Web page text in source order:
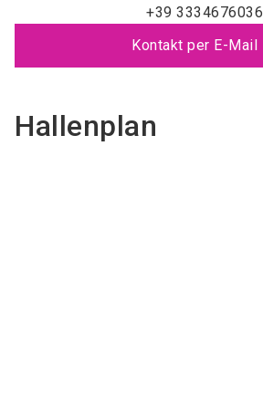
+39 3334676036
Kontakt per E-Mail
Hallenplan